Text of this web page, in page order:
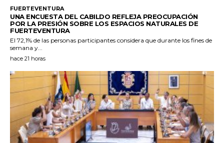
FUERTEVENTURA
UNA ENCUESTA DEL CABILDO REFLEJA PREOCUPACIÓN
POR LA PRESIÓN SOBRE LOS ESPACIOS NATURALES DE
FUERTEVENTURA
El 72,1% de las personas participantes considera que durante los fines de
semana y...
hace 21 horas